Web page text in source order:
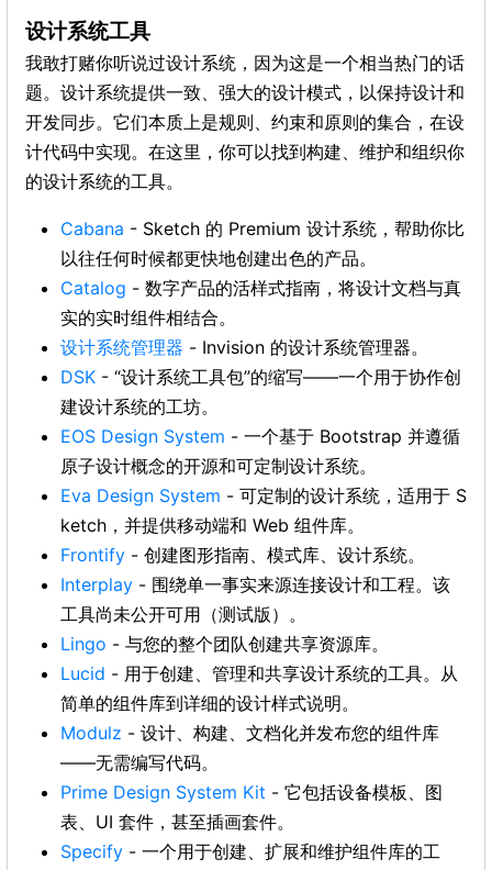
设计系统工具
我敢打赌你听说过设计系统，因为这是一个相当热门的话
题。设计系统提供一致、强大的设计模式，以保持设计和
开发同步。它们本质上是规则、约束和原则的集合，在设
计代码中实现。在这里，你可以找到构建、维护和组织你
的设计系统的工具。
Cabana - Sketch 的 Premium 设计系统，帮助你比
以往任何时候都更快地创建出色的产品。
Catalog - 数字产品的活样式指南，将设计文档与真
实的实时组件相结合。
设计系统管理器 - Invision 的设计系统管理器。
DSK - “设计系统工具包”的缩写——一个用于协作创
建设计系统的工坊。
EOS Design System - 一个基于 Bootstrap 并遵循
原子设计概念的开源和可定制设计系统。
Eva Design System - 可定制的设计系统，适用于 S
ketch，并提供移动端和 Web 组件库。
Frontify - 创建图形指南、模式库、设计系统。
Interplay - 围绕单一事实来源连接设计和工程。该
工具尚未公开可用（测试版）。
Lingo - 与您的整个团队创建共享资源库。
Lucid - 用于创建、管理和共享设计系统的工具。从
简单的组件库到详细的设计样式说明。
Modulz - 设计、构建、文档化并发布您的组件库
——无需编写代码。
Prime Design System Kit - 它包括设备模板、图
表、UI 套件，甚至插画套件。
Specify - 一个用于创建、扩展和维护组件库的工